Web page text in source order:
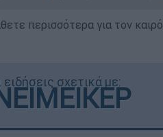
περισσότερα για τον
σχετικά με: